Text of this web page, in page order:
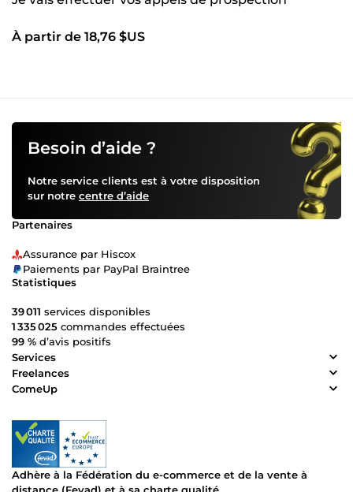
À partir de 18,76 $US
Besoin d’aide ?
Notre service clients est à votre disposition
sur notre centre d’aide
Partenaires
Assurance par Hiscox
Paiements par PayPal Braintree
Statistiques
39 011 services disponibles
1 335 025 commandes effectuées
99 % d’avis positifs
Services
Freelances
ComeUp
Adhère à la Fédération du e-commerce et de la vente à